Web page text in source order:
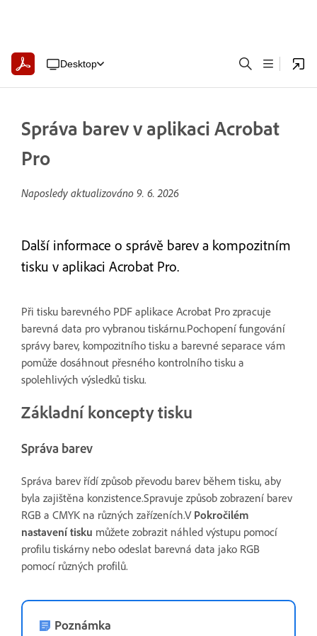
Desktop
Správa barev v aplikaci Acrobat
Pro
Naposledy aktualizováno 9. 6. 2026
Další informace o správě barev a kompozitním
tisku v aplikaci Acrobat Pro.
Při tisku barevného PDF aplikace Acrobat Pro zpracuje
barevná data pro vybranou tiskárnu.Pochopení fungování
správy barev, kompozitního tisku a barevné separace vám
pomůže dosáhnout přesného kontrolního tisku a
spolehlivých výsledků tisku.
Základní koncepty tisku
Správa barev
Správa barev řídí způsob převodu barev během tisku, aby
byla zajištěna konzistence.Spravuje způsob zobrazení barev
RGB a CMYK na různých zařízeních.V Pokročilém
nastavení tisku můžete zobrazit náhled výstupu pomocí
profilu tiskárny nebo odeslat barevná data jako RGB
pomocí různých profilů.
Poznámka